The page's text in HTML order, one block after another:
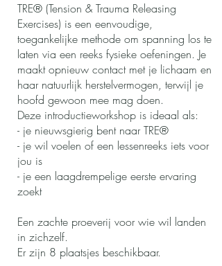
TRE® (Tension & Trauma Releasing
Exercises) is een eenvoudige,
toegankelijke methode om spanning los te
laten via een reeks fysieke oefeningen. Je
maakt opnieuw contact met je lichaam en
haar natuurlijk herstelvermogen, terwijl je
hoofd gewoon mee mag doen.
Deze introductieworkshop is ideaal als:
- je nieuwsgierig bent naar TRE®
- je wil voelen of een lessenreeks iets voor
jou is
- je een laagdrempelige eerste ervaring
zoekt
Een zachte proeverij voor wie wil landen
in zichzelf.
Er zijn 8 plaatsjes beschikbaar.